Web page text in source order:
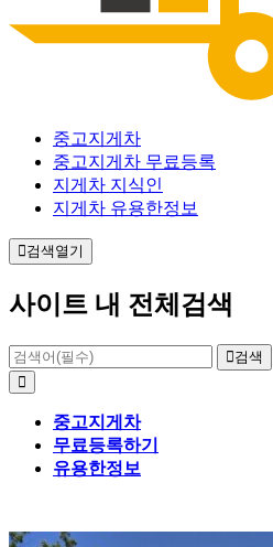
중고지게차
중고지게차 무료등록
지게차 지식인
지게차 유용한정보
검색열기
사이트 내 전체검색
검색
중고지게차
무료등록하기
유용한정보